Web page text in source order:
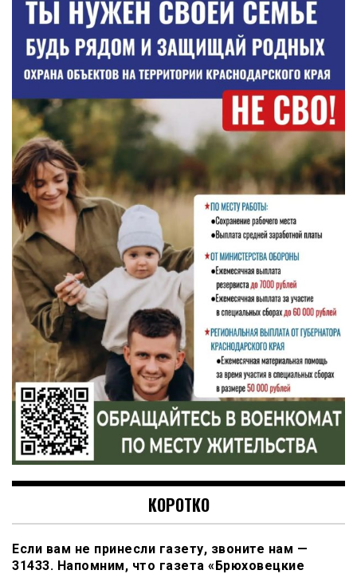
КОРОТКО
Если вам не принесли газету, звоните нам —
31433. Напомним, что газета «Брюховецкие